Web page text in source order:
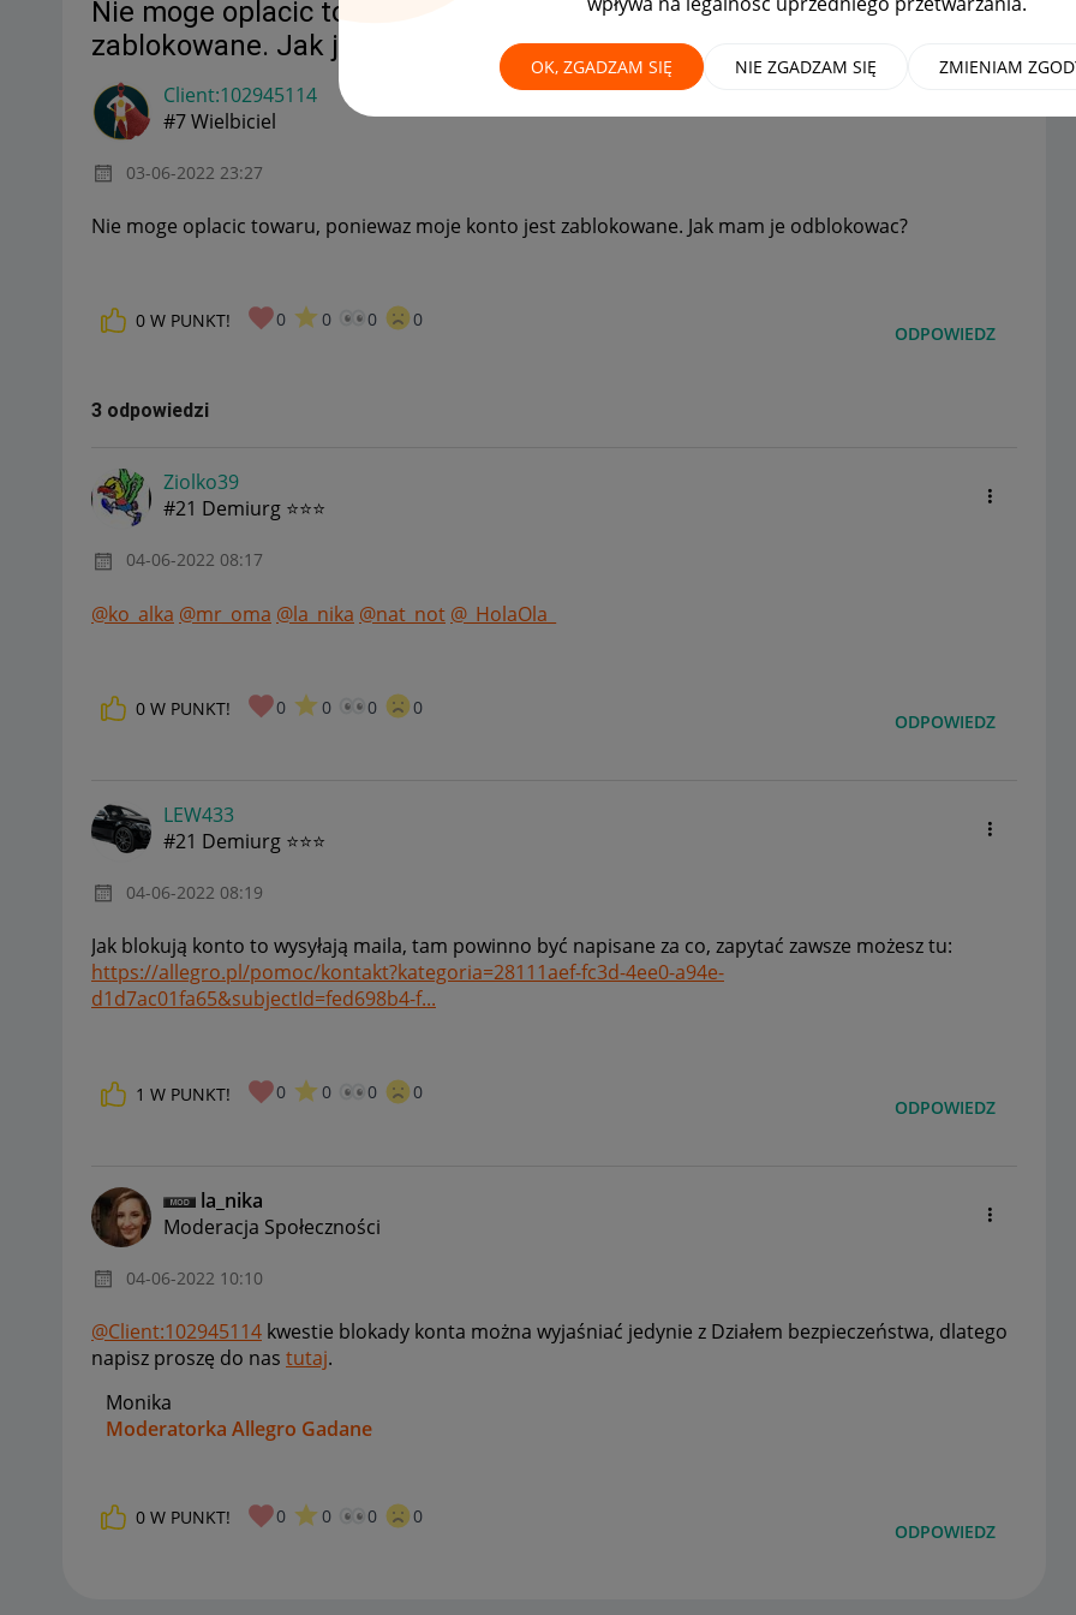
OK, ZGADZAM SIĘ NIE ZGADZAM SIĘ ZMIENIAM
Nie moge oplacic towaru, poniewaz moje konto jest
zablokowane. Jak je odblokowac?
Client:102945114
#7 Wielbiciel
‎03-06-2022 23:27
Nie moge oplacic towaru, poniewaz moje konto jest zablokowane. Jak mam je odblokowac?
0 W PUNKT! 0 0 0 0
ODPOWIEDZ
3 odpowiedzi
Ziolko39
#21 Demiurg ⭐⭐⭐
‎04-06-2022 08:17
@ko_alka @mr_oma @la_nika @nat_not @_HolaOla_
0 W PUNKT! 0 0 0 0
ODPOWIEDZ
LEW433
#21 Demiurg ⭐⭐⭐
‎04-06-2022 08:19
Jak blokują konto to wysyłają maila, tam powinno być napisane za co, zapytać zawsze możesz tu:
https://allegro.pl/pomoc/kontakt?kategoria=28111aef-fc3d-4ee0-a94e-
d1d7ac01fa65&subjectId=fed698b4-f...
1 W PUNKT! 0 0 0 0
ODPOWIEDZ
la_nika
Moderacja Społeczności
‎04-06-2022 10:10
@Client:102945114 kwestie blokady konta można wyjaśniać jedynie z Działem bezpieczeństwa, dlatego
napisz proszę do nas tutaj.
Monika
Moderatorka Allegro Gadane
0 W PUNKT! 0 0 0 0
ODPOWIEDZ